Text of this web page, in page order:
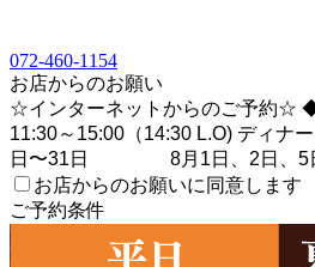
072-460-1154
お店からのお願い
☆インターネットからのご予約☆
11:30～15:00（14:30 L.O) ディナ
日〜31日 8月1日、2日、5日、
お店からのお願いに同意します
ご予約条件